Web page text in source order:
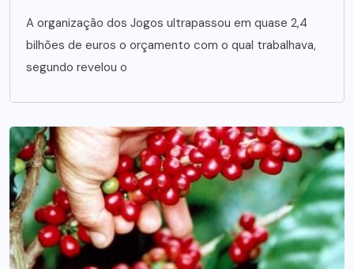
A organização dos Jogos ultrapassou em quase 2,4
bilhões de euros o orçamento com o qual trabalhava,
segundo revelou o